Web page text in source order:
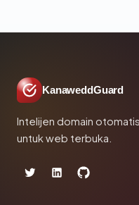
KanaweddGuard
Intelijen domain
untuk web terbuka.